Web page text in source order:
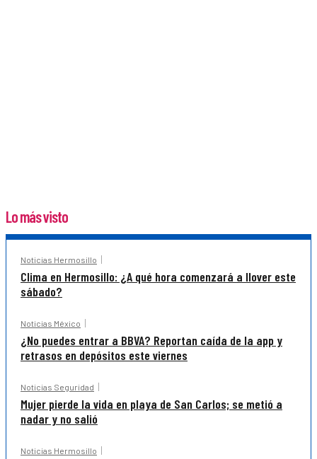
Lo más visto
Noticias Hermosillo
Clima en Hermosillo: ¿A qué hora comenzará a llover este
sábado?
Noticias México
¿No puedes entrar a BBVA? Reportan caída de la app y
retrasos en depósitos este viernes
Noticias Seguridad
Mujer pierde la vida en playa de San Carlos; se metió a
nadar y no salió
Noticias Hermosillo